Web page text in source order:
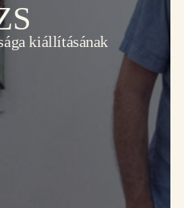
kiállításának